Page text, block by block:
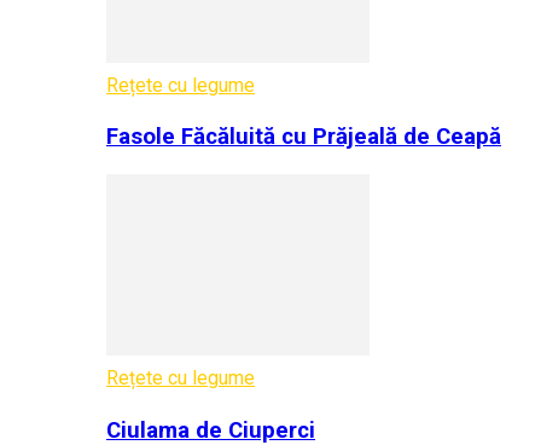
Rețete cu legume
Fasole Făcăluită cu Prăjeală de Ceapă
Rețete cu legume
Ciulama de Ciuperci